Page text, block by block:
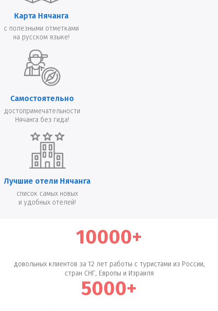
Карта Нячанга
с полезными отметками
на русском языке!
Самостоятельно
достопримечательности
Нячанга без гида!
Лучшие отели Нячанга
список самых новых
и удобных отелей!
10000+
довольных клиентов за 12 лет работы с туристами из России,
стран СНГ, Европы и Израиля
5000+